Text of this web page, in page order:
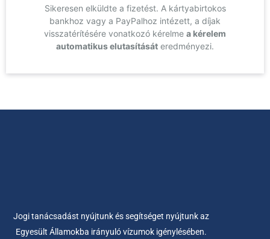
Sikeresen elküldte a fizetést. A kártyabirtokos
bankhoz vagy a PayPalhoz intézett, a díjak
visszatérítésére vonatkozó kérelme a kérelem
automatikus elutasítását eredményezi.
Jogi tanácsadást nyújtunk és segítséget nyújtunk az
Egyesült Államokba irányuló vízumok igénylésében.